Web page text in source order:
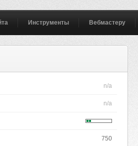
Инструменты Вебмастеру
n/a
n/a
750